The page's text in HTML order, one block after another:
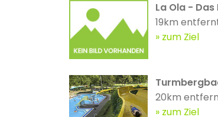
La Ola -
19km
zum Ziel
20km
zum Ziel